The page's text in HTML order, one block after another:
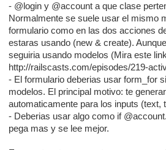
- @login y @account a que clase
Normalmente se suele usar el mismo
formulario como en las dos acciones
estaras usando (new & create).
seguiria usando modelos (Mira este link
http://railscasts.com/episodes/219-
- El formulario deberias usar form_for
modelos. El principal motivo: te
automaticamente para los inputs (text,
- Deberias usar algo como if
pega mas y se lee mejor.